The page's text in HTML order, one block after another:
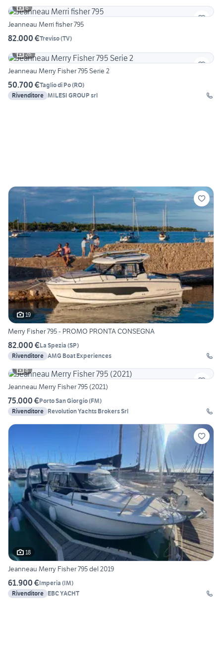
6
Jeanneau Merri fisher 795
82.000 €Treviso(TV)
26
Jeanneau Merry Fisher 795 Serie 2
50.700 €Taglio di Po(RO)
Rivenditore MILESI GROUP srl
19
Merry Fisher 795 - PROMO PRONTA CONSEGNA
82.000 €La Spezia (SP)
Rivenditore AMG Boat Experiences
8
Jeanneau Merry Fisher 795 (2021)
75.000 €Porto San Giorgio(FM)
Rivenditore Revolution Yachts Brokers Srl
18
Jeanneau Merry Fisher 795 del 2019
61.900 €Imperia (IM)
Rivenditore EBC YACHT